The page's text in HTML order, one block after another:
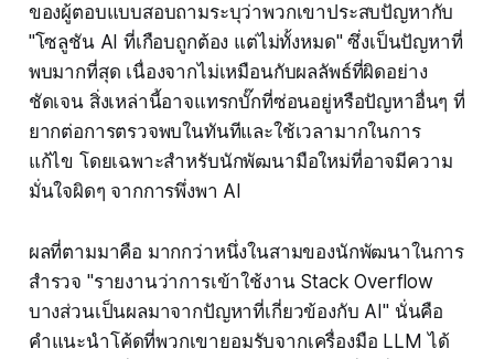
ของผู้ตอบแบบสอบถามระบุว่าพวกเขาประสบปัญหากับ
"โซลูชัน AI ที่เกือบถูกต้อง แต่ไม่ทั้งหมด" ซึ่งเป็นปัญหาที่
พบมากที่สุด เนื่องจากไม่เหมือนกับผลลัพธ์ที่ผิดอย่าง
ชัดเจน สิ่งเหล่านี้อาจแทรกบั๊กที่ซ่อนอยู่หรือปัญหาอื่นๆ ที่
ยากต่อการตรวจพบในทันทีและใช้เวลามากในการ
แก้ไข โดยเฉพาะสำหรับนักพัฒนามือใหม่ที่อาจมีความ
มั่นใจผิดๆ จากการพึ่งพา AI
ผลที่ตามมาคือ มากกว่าหนึ่งในสามของนักพัฒนาในการ
สำรวจ "รายงานว่าการเข้าใช้งาน Stack Overflow
บางส่วนเป็นผลมาจากปัญหาที่เกี่ยวข้องกับ AI" นั่นคือ
คำแนะนำโค้ดที่พวกเขายอมรับจากเครื่องมือ LLM ได้